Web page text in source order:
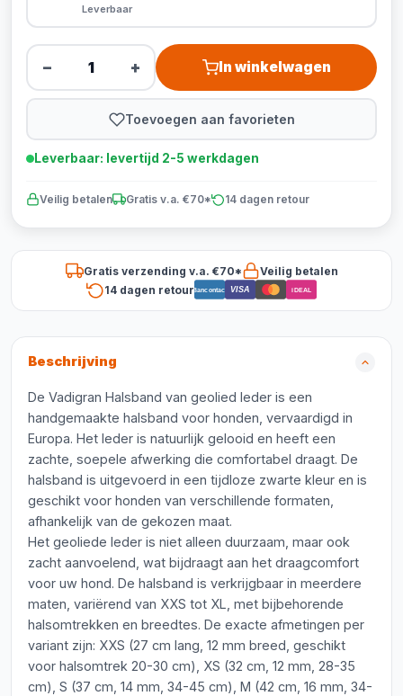
Leverbaar
− + In winkelwagen
Toevoegen aan favorieten
Leverbaar: levertijd 2-5 werkdagen
Veilig betalen Gratis v.a. €70* 14 dagen retour
Gratis verzending v.a. €70*
Veilig betalen
14 dagen retourBancontact VISA iDEAL
Beschrijving
De Vadigran Halsband van geolied leder is een
handgemaakte halsband voor honden, vervaardigd in
Europa. Het leder is natuurlijk gelooid en heeft een
zachte, soepele afwerking die comfortabel draagt. De
halsband is uitgevoerd in een tijdloze zwarte kleur en is
geschikt voor honden van verschillende formaten,
afhankelijk van de gekozen maat.
Het geoliede leder is niet alleen duurzaam, maar ook
zacht aanvoelend, wat bijdraagt aan het draagcomfort
voor uw hond. De halsband is verkrijgbaar in meerdere
maten, variërend van XXS tot XL, met bijbehorende
halsomtrekken en breedtes. De exacte afmetingen per
variant zijn: XXS (27 cm lang, 12 mm breed, geschikt
voor halsomtrek 20-30 cm), XS (32 cm, 12 mm, 28-35
cm), S (37 cm, 14 mm, 34-45 cm), M (42 cm, 16 mm, 34-